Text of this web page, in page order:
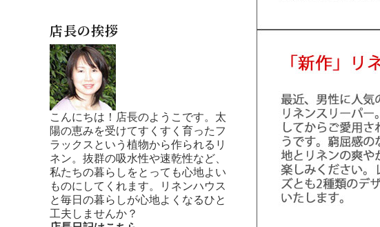
店長の挨拶
こんにちは！店長のようこです。太
陽の恵みを受けてすくすく育ったフ
ラックスという植物から作られるリ
ネン。抜群の吸水性や速乾性など、
私たちの暮らしをとっても心地よい
ものにしてくれます。リネンハウス
と毎日の暮らしが心地よくなるひと
工夫しませんか？